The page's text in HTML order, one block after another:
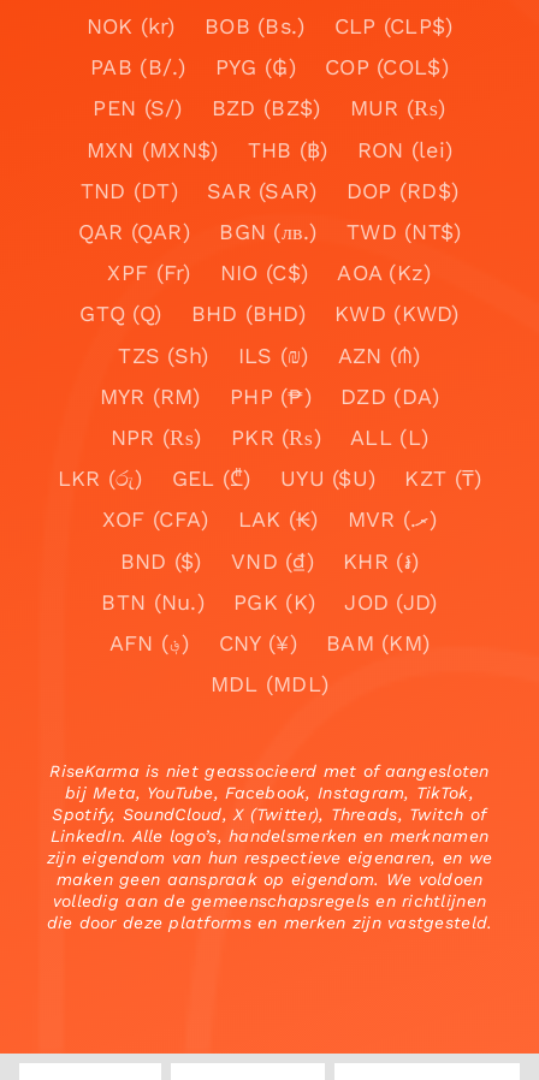
NOK (kr)
BOB (Bs.)
CLP (CLP$)
PAB (B/.)
PYG (₲)
COP (COL$)
PEN (S/)
BZD (BZ$)
MUR (₨)
MXN (MXN$)
THB (฿)
RON (lei)
TND (DT)
SAR (SAR)
DOP (RD$)
QAR (QAR)
BGN (лв.)
TWD (NT$)
XPF (Fr)
NIO (C$)
AOA (Kz)
GTQ (Q)
BHD (BHD)
KWD (KWD)
TZS (Sh)
ILS (₪)
AZN (₼)
MYR (RM)
PHP (₱)
DZD (DA)
NPR (₨)
PKR (₨)
ALL (L)
LKR (රු)
GEL (₾) UYU ($U)
KZT (₸)
XOF (CFA)
LAK (₭)
MVR (.ރ)
BND ($)
VND (₫)
KHR (៛)
BTN (Nu.)
PGK (K)
JOD (JD)
AFN (؋)
CNY (¥)
BAM (KM)
MDL (MDL)
RiseKarma is niet geassocieerd met of aangesloten
bij Meta, YouTube, Facebook, Instagram, TikTok,
Spotify, SoundCloud, X (Twitter), Threads, Twitch of
LinkedIn. Alle logo’s, handelsmerken en merknamen
zijn eigendom van hun respectieve eigenaren, en we
maken geen aanspraak op eigendom. We voldoen
volledig aan de gemeenschapsregels en richtlijnen
die door deze platforms en merken zijn vastgesteld.